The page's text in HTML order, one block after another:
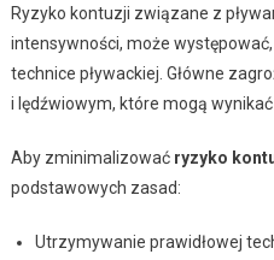
Ryzyko kontuzji związane z
intensywności, może
technice pływackiej. Główne
i lędźwiowym, które mogą
Aby zminimalizować ryzyko
podstawowych zasad:
Utrzymywanie prawidłowej